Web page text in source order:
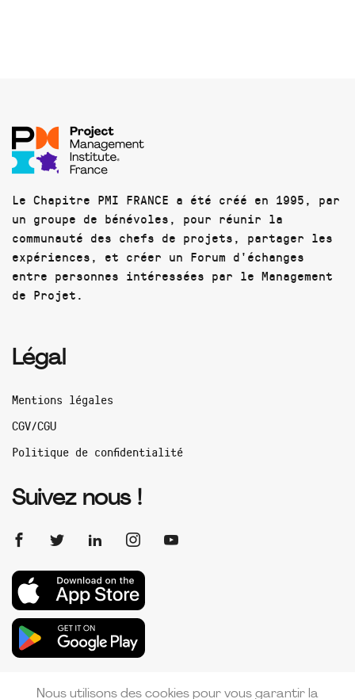
Le Chapitre PMI FRANCE a été créé en 1995, par
un groupe de bénévoles, pour réunir la
communauté des chefs de projets, partager les
expériences, et créer un Forum d'échanges
entre personnes intéressées par le Management
de Projet.
Légal
Mentions légales
CGV/CGU
Politique de confidentialité
Suivez nous !
Nous utilisons des cookies pour vous garantir la